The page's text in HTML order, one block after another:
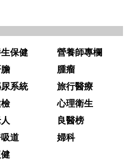
保健
營養師專欄
腫瘤
系統
旅行醫療
心理衛生
良醫榜
道
婦科